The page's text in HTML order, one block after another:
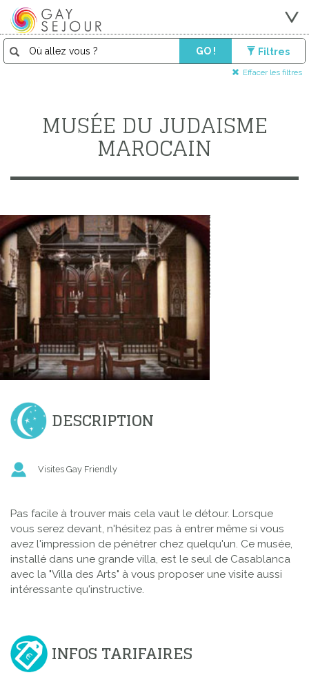
GO ! Filtres
Effacer les filtres
MUSÉE DU JUDAISME
MAROCAIN
DESCRIPTION
Visites Gay Friendly
Pas facile à trouver mais cela vaut le détour. Lorsque
vous serez devant, n'hésitez pas à entrer même si vous
avez l'impression de pénétrer chez quelqu'un. Ce musée,
installé dans une grande villa, est le seul de Casablanca
avec la "Villa des Arts" à vous proposer une visite aussi
intéressante qu'instructive.
INFOS TARIFAIRES